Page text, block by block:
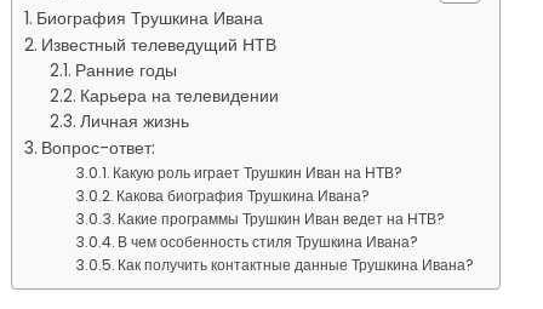
Биография Трушкина Ивана
Известный телеведущий НТВ
Ранние годы
Карьера на телевидении
Личная жизнь
Вопрос-ответ:
Какую роль играет Трушкин Иван на НТВ?
Какова биография Трушкина Ивана?
Какие программы Трушкин Иван ведет на НТВ?
В чем особенность стиля Трушкина Ивана?
Как получить контактные данные Трушкина Ивана?